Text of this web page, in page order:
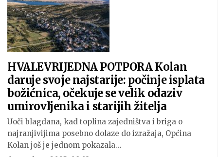
HVALEVRIJEDNA POTPORA Kolan
daruje svoje najstarije: počinje isplata
božićnica, očekuje se velik odaziv
umirovljenika i starijih žitelja
Uoči blagdana, kad toplina zajedništva i briga o
najranjivijima posebno dolaze do izražaja, Općina
Kolan još je jednom pokazala…